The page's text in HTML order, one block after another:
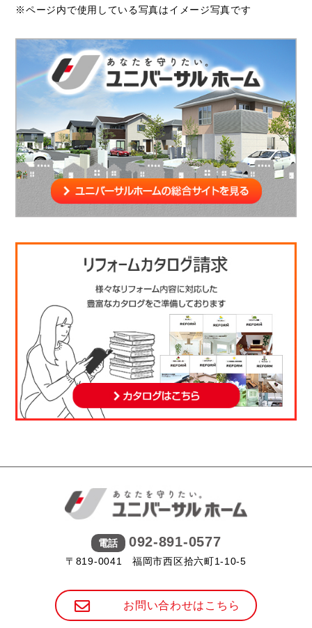
※ページ内で使用している写真はイメージ写真です
電話 092-891-0577
〒819-0041 福岡市西区拾六町1-10-5
お問い合わせはこちら